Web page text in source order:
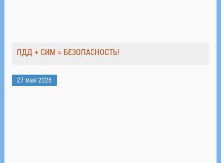
ПДД + СИМ = БЕЗОПАСНОСТЬ!
27 мая 2026